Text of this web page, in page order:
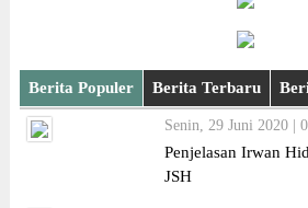
Berita Populer Berita Terbaru
Senin, 29 Juni 2020 |
Penjelasan Irwan
JSH